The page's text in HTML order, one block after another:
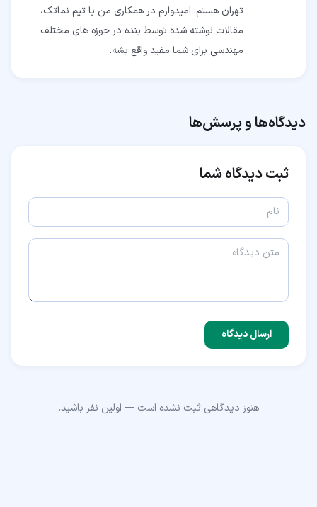
تهران هستم. امیدوارم در همکاری من با تیم نماتک،
مقالات نوشته شده توسط بنده در حوزه های مختلف
مهندسی برای شما مفید واقع بشه.
دیدگاه‌ها و پرسش‌ها
ثبت دیدگاه شما
ارسال دیدگاه
هنوز دیدگاهی ثبت نشده است — اولین نفر باشید.